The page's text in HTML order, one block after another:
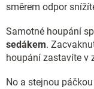
směrem odpor
Samotné houpání
sedákem.
houpání zastavíte v
No a stejnou páčkou